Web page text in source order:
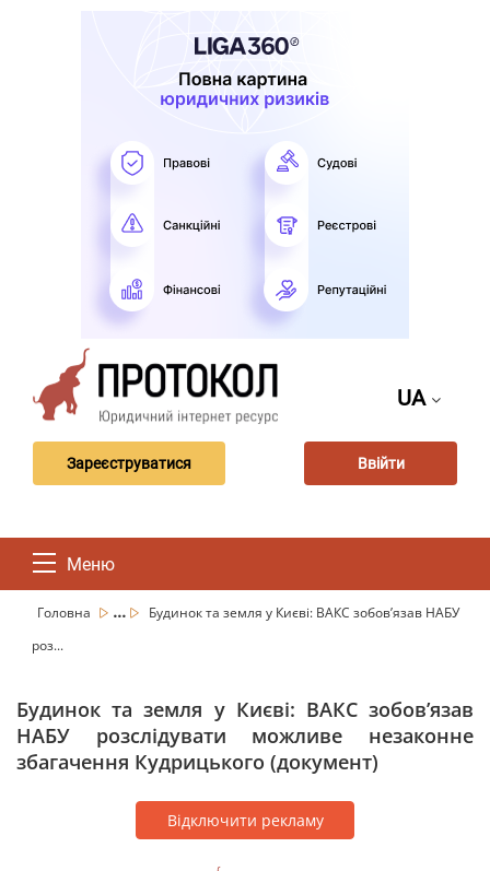
UA
Зареєструватися Ввійти
Меню
Головна ...
Будинок та земля у Києві: ВАКС зобов’язав НАБУ
роз...
Будинок та земля у Києві: ВАКС зобов’язав
НАБУ розслідувати можливе незаконне
збагачення Кудрицького (документ)
Відключити рекламу